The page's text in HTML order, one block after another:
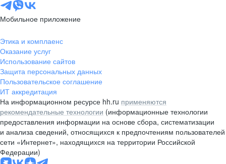
Мобильное приложение
Этика и комплаенс
Оказание услуг
Использование сайтов
Защита персональных данных
Пользовательское соглашение
ИТ аккредитация
На информационном ресурсе hh.ru применяются
рекомендательные технологии (информационные технологии
предоставления информации на основе сбора, систематизации
и анализа сведений, относящихся к предпочтениям пользователей
сети «Интернет», находящихся на территории Российской
Федерации)